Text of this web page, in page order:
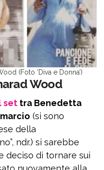
(Foto ‘Diva e Donna’)
Wood
set tra Benedetta
(si sono
della
ndr.) si sarebbe
deciso di tornare sui